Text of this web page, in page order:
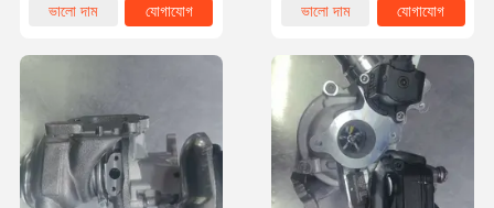
ভালো দাম যোগাযোগ ভালো দাম যোগাযোগ